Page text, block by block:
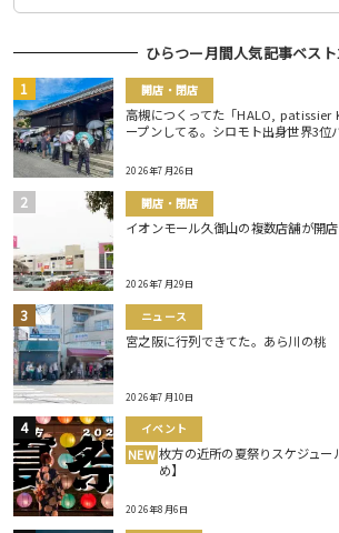
ひらつー月間人気記事ベス
開店・閉店
高槻につくってた「HALO, patissier
ープンしてる。シロモト出身世界3位
2026年7月26日
開店・閉店
イオンモール久御山の複数店舗が開
2026年7月29日
ニュース
宮之阪に行列できてた。あら川の桃
2026年7月10日
イベント
NEW 枚方の近所の夏祭りスケジュー
め】
2026年8月6日